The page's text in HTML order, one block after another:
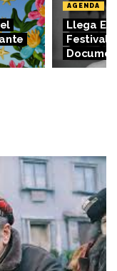
AGENDA
Llega
Festival